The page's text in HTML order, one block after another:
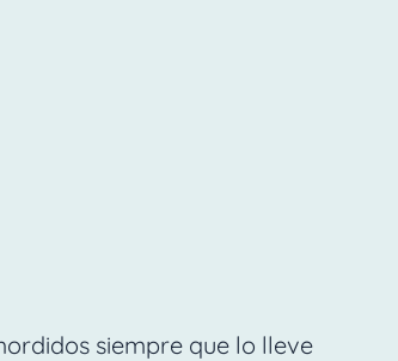
siempre que lo lleve